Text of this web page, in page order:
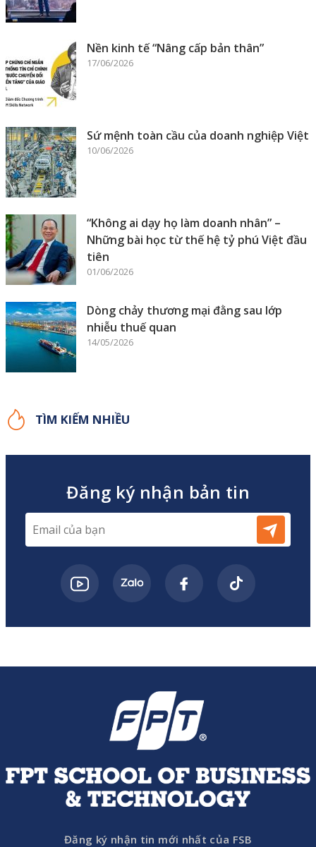
Nền kinh tế “Nâng cấp bản thân”
17/06/2026
Sứ mệnh toàn cầu của doanh nghiệp Việt
10/06/2026
“Không ai dạy họ làm doanh nhân” –
Những bài học từ thế hệ tỷ phú Việt đầu
tiên
01/06/2026
Dòng chảy thương mại đằng sau lớp
nhiễu thuế quan
14/05/2026
TÌM KIẾM NHIỀU
Đăng ký nhận bản tin
Đăng ký nhận tin mới nhất của FSB